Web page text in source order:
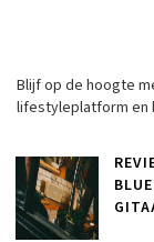
Blijf op de hoogte
lifestyleplatform en